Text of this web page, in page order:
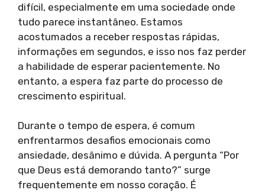
difícil, especialmente em uma sociedade onde
tudo parece instantâneo. Estamos
acostumados a receber respostas rápidas,
informações em segundos, e isso nos faz perder
a habilidade de esperar pacientemente. No
entanto, a espera faz parte do processo de
crescimento espiritual.
Durante o tempo de espera, é comum
enfrentarmos desafios emocionais como
ansiedade, desânimo e dúvida. A pergunta “Por
que Deus está demorando tanto?” surge
frequentemente em nosso coração. É